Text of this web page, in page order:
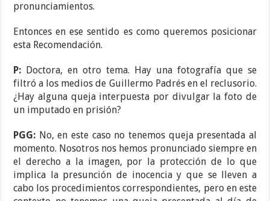
pronunciamientos.
Entonces en ese sentido es como queremos posicionar
esta Recomendación.
P: Doctora, en otro tema. Hay una fotografía que se
filtró a los medios de Guillermo Padrés en el reclusorio.
¿Hay alguna queja interpuesta por divulgar la foto de
un imputado en prisión?
PGG: No, en este caso no tenemos queja presentada al
momento. Nosotros nos hemos pronunciado siempre en
el derecho a la imagen, por la protección de lo que
implica la presunción de inocencia y que se lleven a
cabo los procedimientos correspondientes, pero en este